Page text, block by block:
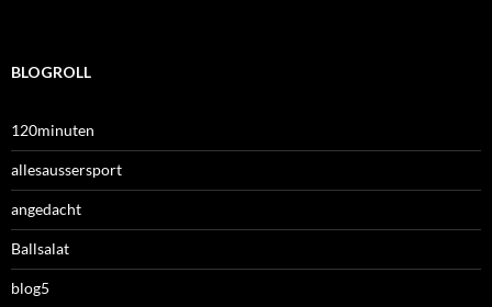
BLOGROLL
120minuten
allesaussersport
angedacht
Ballsalat
blog5